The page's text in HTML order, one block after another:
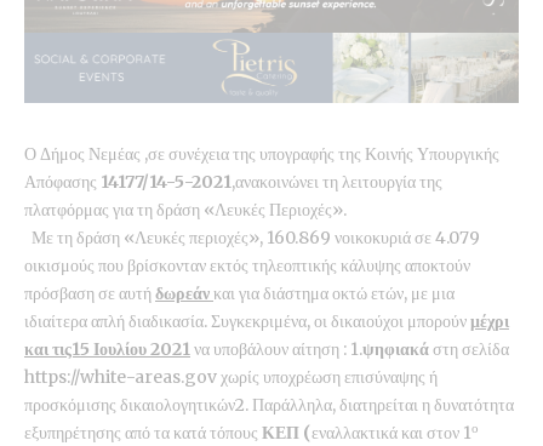
Ο Δήμος Νεμέας ,σε συνέχεια της υπογραφής της Κοινής Υπουργικής
Απόφασης 14177/14-5-2021,ανακοινώνει τη λειτουργία της
πλατφόρμας για τη δράση «Λευκές Περιοχές».
Με τη δράση «Λευκές περιοχές», 160.869 νοικοκυριά σε 4.079
οικισμούς που βρίσκονταν εκτός τηλεοπτικής κάλυψης αποκτούν
πρόσβαση σε αυτή δωρεάν και για διάστημα οκτώ ετών, με μια
ιδιαίτερα απλή διαδικασία. Συγκεκριμένα, οι δικαιούχοι μπορούνμέχρι
και τις15 Ιουλίου 2021να υποβάλουν αίτηση : 1.ψηφιακάστη σελίδα
https://white-areas.gov χωρίς υποχρέωση επισύναψης ή
προσκόμισης δικαιολογητικών2. Παράλληλα, διατηρείται η δυνατότητα
εξυπηρέτησης από τα κατά τόπους ΚΕΠ (εναλλακτικά και στον 1ο